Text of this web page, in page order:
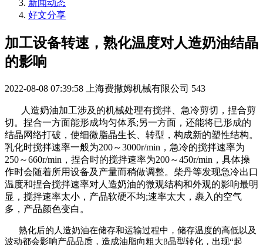
新闻动态
好文分享
加工设备转速，熟化温度对人造奶油结晶
的影响
2022-08-08 07:39:58 上海费撒姆机械有限公司 543
人造奶油加工涉及的机械处理有搅拌、急冷剪切，捏合剪
切。捏合一方面能形成均匀体系;另一方面，还能将已形成的
结晶网络打破，使细微脂晶生长、转型，构成新的塑性结构。
乳化时搅拌速率一般为200～3000r/min ，急冷的搅拌速率为
250～660r/min ，捏合时的搅拌速率为200～450r/min ，具体操
作时会随着所用设备及产量而稍做调整。柴丹等发现急冷出口
温度和捏合搅拌速率对人造奶油的微观结构和外观的影响最明
显，搅拌速率太小，产品软硬不均;速率太大，裹入的空气
多，产品颜色变白。
熟化后的人造奶油在储存和运输过程中，储存温度的高低以及
波动都会影响产品品质，造成油脂向粗大β晶型转化，出现“起